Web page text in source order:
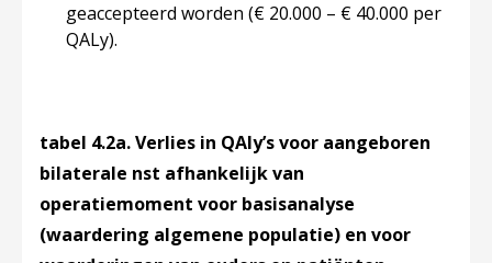
geaccepteerd worden (€ 20.000 – € 40.000 per
QALy).
tabel 4.2a. Verlies in QAly’s voor aangeboren
bilaterale nst afhankelijk van
operatiemoment voor basisanalyse
(waardering algemene populatie) en voor